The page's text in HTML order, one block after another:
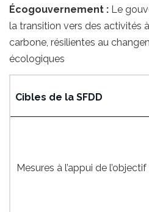
Écogouvernement : Le
la transition vers des activités
carbone, résilientes au
écologiques
Cibles de la SFDD
Mesures à l’appui de